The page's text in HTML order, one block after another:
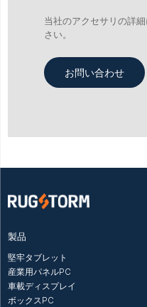
当社のアクセサリの詳
さい。
お問い合わせ
製品
堅牢タブレット
産業用パネルPC
車載ディスプレイ
ボックスPC